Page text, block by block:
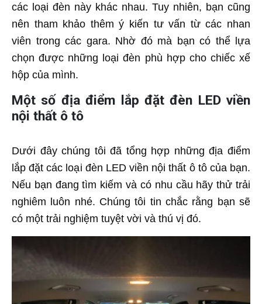
các loại đèn này khác nhau. Tuy nhiên, bạn cũng
nên tham khảo thêm ý kiến tư vấn từ các nhan
viên trong các gara. Nhờ đó mà bạn có thể lựa
chọn được những loại đèn phù hợp cho chiếc xế
hộp của mình.
Một số địa điểm lắp đặt đèn LED viền
nội thất ô tô
Dưới đây chúng tôi đã tổng hợp những địa điểm
lắp đặt các loại đèn LED viền nội thất ô tô của bạn.
Nếu bạn đang tìm kiếm và có nhu cầu hãy thử trải
nghiêm luôn nhé. Chúng tôi tin chắc rằng bạn sẽ
có một trải nghiệm tuyệt vời và thú vị đó.